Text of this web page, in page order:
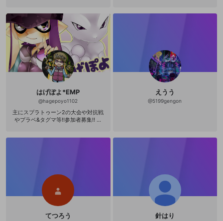
す。 PUBG配信もするので宜しくお
願いいたします！ フレンド募集中で
す！ 皆様登録お願いします！ 相互フ
ォロー致します。 来てない方は言っ
て下さい(^^) Twitterはこちら http
s://twitter.com/aki666_69?lang=ja
はげぽよ*EMP
@hagepoyo1102
主にスプラトゥーン2の大会や対抗戦
やプラベ&タグマ等‼参加者募集‼ 気
ttps://www.youtube.com/channel/U
CLK5CB4tiYZgQ4nlXcoxTJA スプラ
やお絵描き配信されてます！ 気軽に
コメントしてあげてください！
えうう
@5199gengon
てつろう 針はり